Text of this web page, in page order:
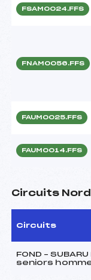
FSAM0024.FFS
FNAM0056.FFS
FAUM0025.FFS
FAUM0014.FFS
Circuits
Circuits
FOND –
seniors